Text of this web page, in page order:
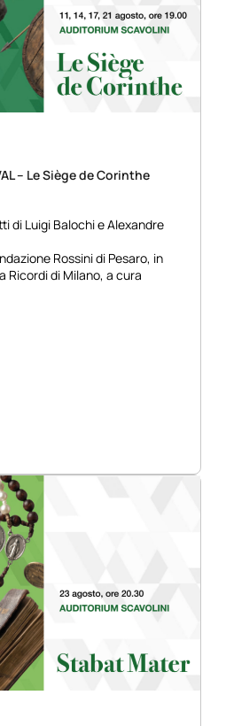
– Le Siège de Corinthe
di Luigi Balochi e Alexandre
Rossini di Pesaro, in
Ricordi di Milano, a cura